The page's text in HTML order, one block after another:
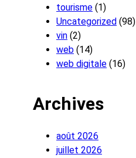
tourisme (1)
Uncategorized (98)
vin (2)
web (14)
web digitale (16)
Archives
août 2026
juillet 2026